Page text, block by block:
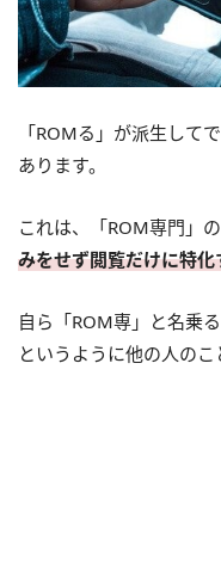
「ROMる」が派生して
あります。
これは、「ROM専門」の
みをせず閲覧だけに特
自ら「ROM専」と名乗
というように他の人のこ